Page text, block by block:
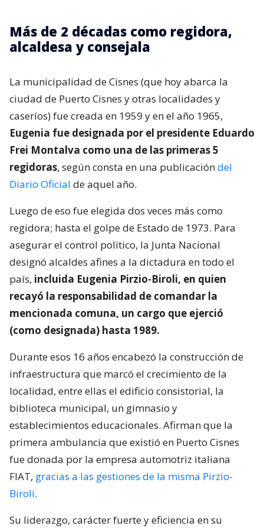
Más de 2 décadas como regidora,
alcaldesa y consejala
La municipalidad de Cisnes (que hoy abarca la
ciudad de Puerto Cisnes y otras localidades y
caseríos) fue creada en 1959 y en el año 1965,
Eugenia fue designada por el presidente Eduardo
Frei Montalva como una de las primeras 5
regidoras, según consta en una publicacióndel
Diario Oficial de aquel año.
Luego de eso fue elegida dos veces más como
regidora; hasta el golpe de Estado de 1973. Para
asegurar el control político, la Junta Nacional
designó alcaldes afines a la dictadura en todo el
país, incluida Eugenia Pirzio-Biroli, en quien
recayó la responsabilidad de comandar la
mencionada comuna, un cargo que ejerció
(como designada) hasta 1989.
Durante esos 16 años encabezó la construcción de
infraestructura que marcó el crecimiento de la
localidad, entre ellas el edificio consistorial, la
biblioteca municipal, un gimnasio y
establecimientos educacionales. Afirman que la
primera ambulancia que existió en Puerto Cisnes
fue donada por la empresa automotriz italiana
FIAT, gracias a las gestiones de la misma Pirzio-
Biroli.
Su liderazgo, carácter fuerte y eficiencia en su